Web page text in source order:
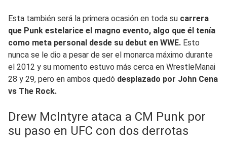
Esta también será la primera ocasión en toda su carrera
que Punk estelarice el magno evento, algo que él tenía
como meta personal desde su debut en WWE. Esto
nunca se le dio a pesar de ser el monarca máximo durante
el 2012 y su momento estuvo más cerca en WrestleManai
28 y 29, pero en ambos quedó desplazado por John Cena
vs The Rock.
Drew McIntyre ataca a CM Punk por
su paso en UFC con dos derrotas